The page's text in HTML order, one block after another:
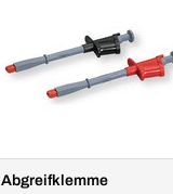
Abgreifklemme